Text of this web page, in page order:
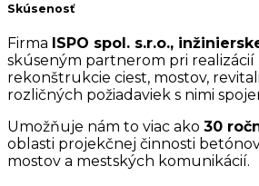
Skúsenosť
Firma ISPO spol. s.r.o.,
skúseným partnerom pri
rekonštrukcie ciest, mostov,
rozličných požiadaviek s nimi
Umožňuje nám to viac ako 30
oblasti projekčnej činnosti
mostov a mestských komunikácií.